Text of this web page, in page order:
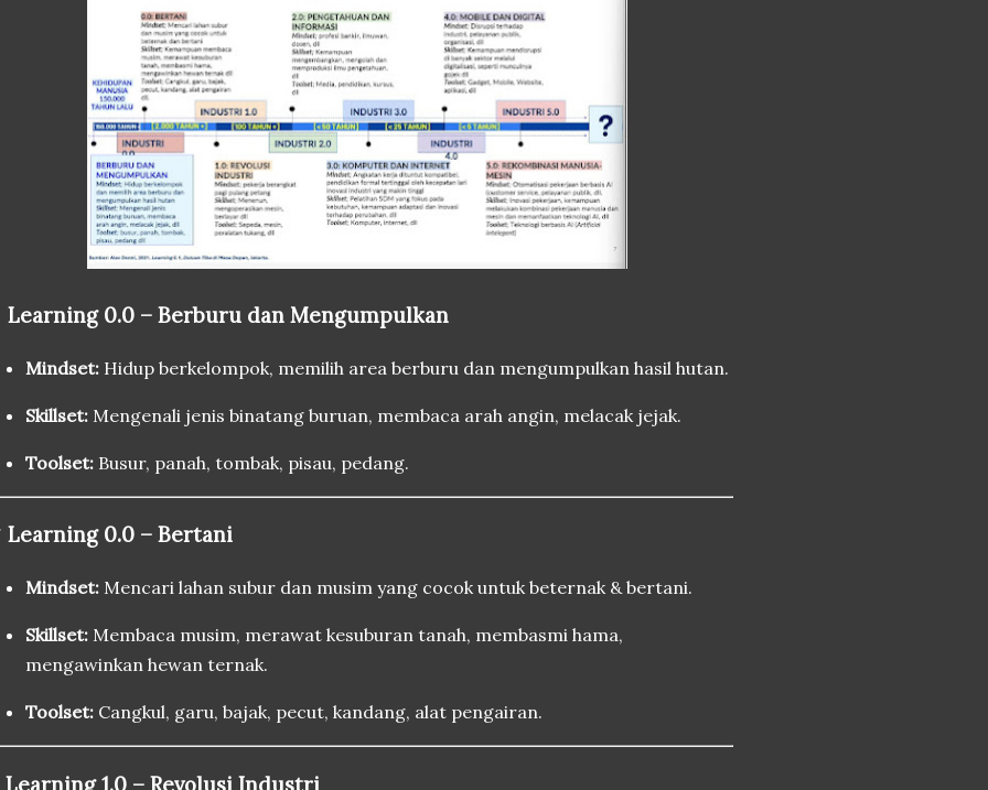
Learning 0.0 – Berburu dan Mengumpulkan
Mindset: Hidup berkelompok, memilih area berburu dan mengumpulkan hasil hutan.
Skillset: Mengenali jenis binatang buruan, membaca arah angin, melacak jejak.
Toolset: Busur, panah, tombak, pisau, pedang.
Learning 0.0 – Bertani
Mindset: Mencari lahan subur dan musim yang cocok untuk beternak & bertani.
Skillset: Membaca musim, merawat kesuburan tanah, membasmi hama,
mengawinkan hewan ternak.
Toolset: Cangkul, garu, bajak, pecut, kandang, alat pengairan.
Learning 1.0 – Revolusi Industri